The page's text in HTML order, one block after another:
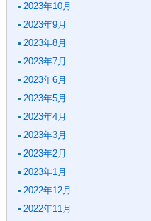
2023年10月
2023年9月
2023年8月
2023年7月
2023年6月
2023年5月
2023年4月
2023年3月
2023年2月
2023年1月
2022年12月
2022年11月